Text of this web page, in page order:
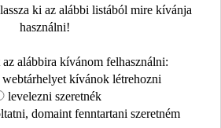
ki az alábbi listából mire kívánja
használni!
alábbira kívánom felhasználni:
kívánok létrehozni
levelezni szeretnék
domaint fenntartani szeretném